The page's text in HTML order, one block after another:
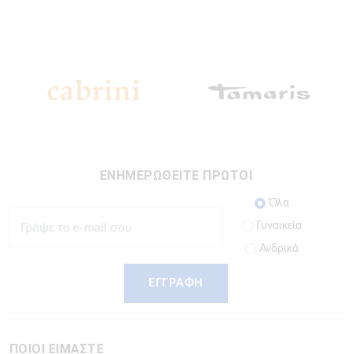
ΕΝΗΜΕΡΩΘΕΙΤΕ ΠΡΩΤΟΙ
Όλα
Γυναικεία
Ανδρικά
ΕΓΓΡΑΦΗ
ΠΟΙΟΙ ΕΙΜΑΣΤΕ